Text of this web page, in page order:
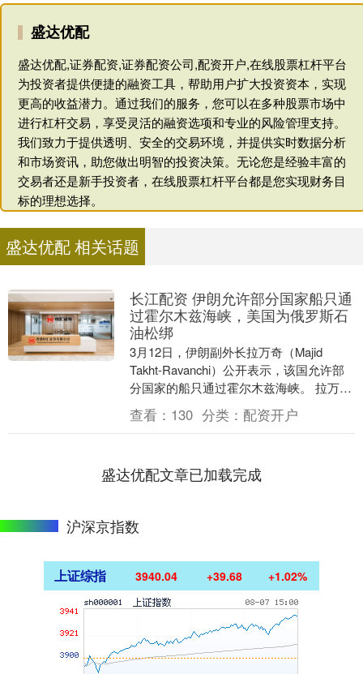
盛达优配
盛达优配,证券配资,证券配资公司,配资开户,在线股票杠杆平台
为投资者提供便捷的融资工具，帮助用户扩大投资资本，实现
更高的收益潜力。通过我们的服务，您可以在多种股票市场中
进行杠杆交易，享受灵活的融资选项和专业的风险管理支持。
我们致力于提供透明、安全的交易环境，并提供实时数据分析
和市场资讯，助您做出明智的投资决策。无论您是经验丰富的
交易者还是新手投资者，在线股票杠杆平台都是您实现财务目
标的理想选择。
盛达优配 相关话题
长江配资 伊朗允许部分国家船只通
过霍尔木兹海峡，美国为俄罗斯石
油松绑
3月12日，伊朗副外长拉万奇（Majid
Takht-Ravanchi）公开表示，该国允许部
分国家的船只通过霍尔木兹海峡。 拉万奇
透露，一些国家与伊朗就霍尔木兹....
查看： 130 分类： 配资开户
盛达优配文章已加载完成
沪深京指数
上证综指 3940.04 +39.68 +1.02%